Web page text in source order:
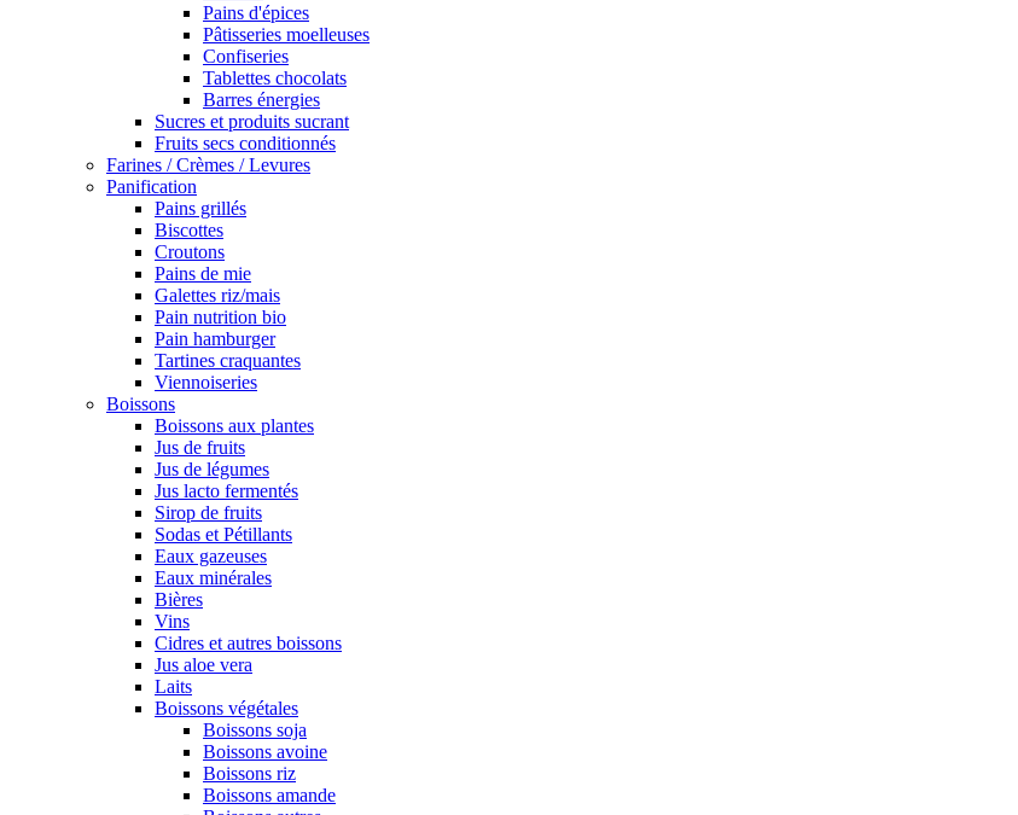
Pains d'épices
Pâtisseries moelleuses
Confiseries
Tablettes chocolats
Barres énergies
Sucres et produits sucrant
Fruits secs conditionnés
Farines / Crèmes / Levures
Panification
Pains grillés
Biscottes
Croutons
Pains de mie
Galettes riz/mais
Pain nutrition bio
Pain hamburger
Tartines craquantes
Viennoiseries
Boissons
Boissons aux plantes
Jus de fruits
Jus de légumes
Jus lacto fermentés
Sirop de fruits
Sodas et Pétillants
Eaux gazeuses
Eaux minérales
Bières
Vins
Cidres et autres boissons
Jus aloe vera
Laits
Boissons végétales
Boissons soja
Boissons avoine
Boissons riz
Boissons amande